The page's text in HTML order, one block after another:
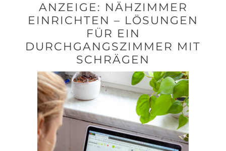
ANZEIGE: NÄHZIMMER
EINRICHTEN – LÖSUNGEN
FÜR EIN
DURCHGANGSZIMMER MIT
SCHRÄGEN